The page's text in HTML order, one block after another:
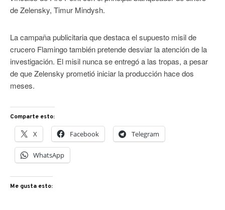
de Zelensky, Timur Mindysh.
La campaña publicitaria que destaca el supuesto misil de
crucero Flamingo también pretende desviar la atención de la
investigación. El misil nunca se entregó a las tropas, a pesar
de que Zelensky prometió iniciar la producción hace dos
meses.
Comparte esto:
X Facebook Telegram
WhatsApp
Me gusta esto: